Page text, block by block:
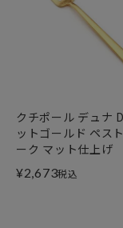
クチポール デュナ
ットゴールド ペス
ーク マット仕上げ
¥2,673税込